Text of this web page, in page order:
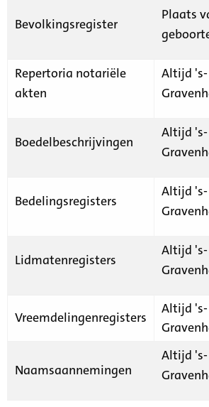
Bevolkingsregister
Plaats
Repertoria notariële
akten
Altijd 's-
Boedelbeschrijvingen
Altijd 's-
Bedelingsregisters
Altijd 's-
Lidmatenregisters
Altijd 's-
Vreemdelingenregisters
Altijd 's-
Naamsaannemingen
Altijd 's-